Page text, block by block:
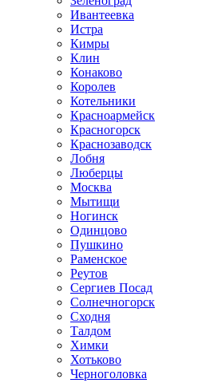
Ивантеевка
Истра
Кимры
Клин
Конаково
Королев
Котельники
Красноармейск
Красногорск
Краснозаводск
Лобня
Люберцы
Москва
Мытищи
Ногинск
Одинцово
Пушкино
Раменское
Реутов
Сергиев Посад
Солнечногорск
Сходня
Талдом
Химки
Хотьково
Черноголовка